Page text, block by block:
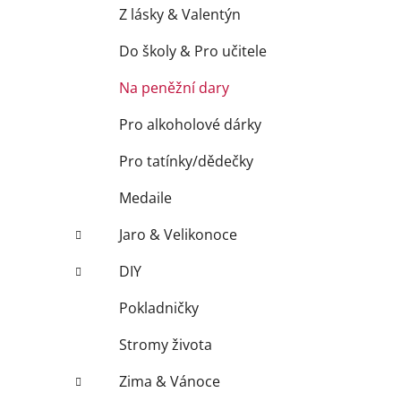
Z lásky & Valentýn
Do školy & Pro učitele
Na peněžní dary
Pro alkoholové dárky
Pro tatínky/dědečky
Medaile
Jaro & Velikonoce
DIY
Pokladničky
Stromy života
Zima & Vánoce